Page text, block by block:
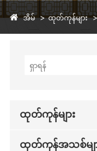
အိမ် ထုတ်ကုန်များ
ထုတ်ကုန်များ
ထုတ်ကုန်အသစ်မျ